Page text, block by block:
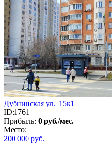
Дубнинская ул., 15к1
ID:1761
Прибыль: 0 руб./мес.
Место:
200 000 руб.